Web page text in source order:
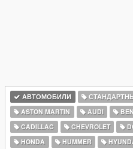
АВТОМОБИЛИ
ASTON MARTIN
AUDI
CADILLAC
CHEVROLET
HONDA
HUMMER